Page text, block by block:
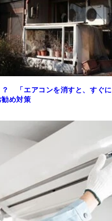
？ 「エアコンを消すと、すぐに
め対策